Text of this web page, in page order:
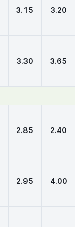
3.15 3.20
3.30 3.65
2.85 2.40
2.95 4.00